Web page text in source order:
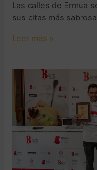
Las calles de Ermua
sus citas más
Leer más »